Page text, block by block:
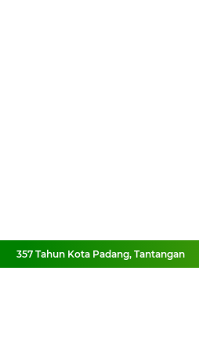
357 Tahun Kota Padang, Tantangan Kota